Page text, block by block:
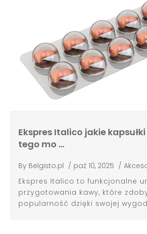
Ekspres Italico jakie
tego mo …
By Belgisto.pl / paź 10, 2025 /
Ekspres Italico to funkcjonalne
przygotowania kawy, które
popularność dzięki swojej